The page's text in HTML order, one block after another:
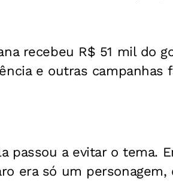
recebeu R$ 51 mil do
e outras campanhas
passou a evitar o tema.
era só um personagem,